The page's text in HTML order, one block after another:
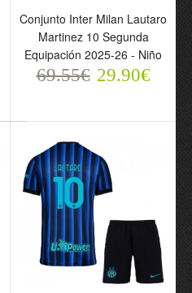
Conjunto Inter Milan Lautaro
Martinez 10 Segunda
Equipación 2025-26 - Niño
69.55€ 29.90€